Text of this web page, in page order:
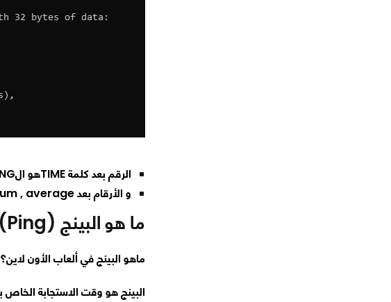
الرقم بعد كلمة TIMEهو الPING بالملي ثانية
و الأرقام بعد Minimum , maximum , average تقيس متوسط وأعلى وأقل قيمة للبنج.
ما هو البينج (Ping) في الألعاب الاونلاين؟
ماهو البينج في ألعاب الأون لاين؟